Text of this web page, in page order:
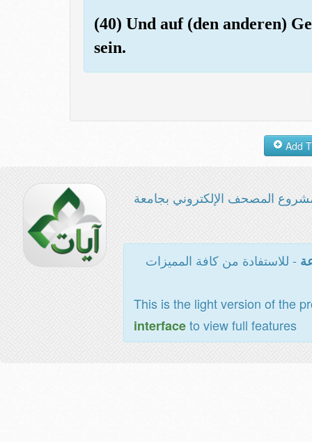
(40) Und auf (den anderen)
sein.
المصحف الإلكتروني بجامعة
- للاستفادة من كافة المميزات
This is the light version of the
interfaceto view full features